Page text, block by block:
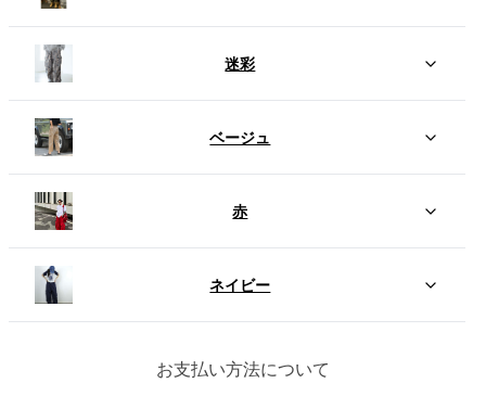
迷彩
ベージュ
赤
ネイビー
お支払い方法について